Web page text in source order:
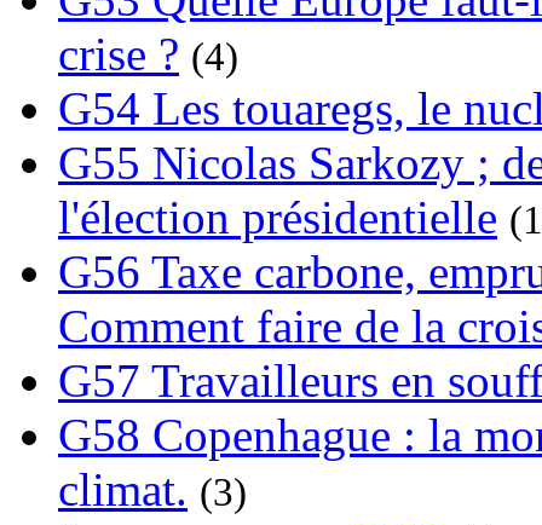
crise ? (4)
G54 Les touaregs, le
G55 Nicolas Sarkozy ;
l'élection présidentielle
G56 Taxe carbone,
Comment faire de la
G57 Travailleurs en
G58 Copenhague : la
climat. (3)